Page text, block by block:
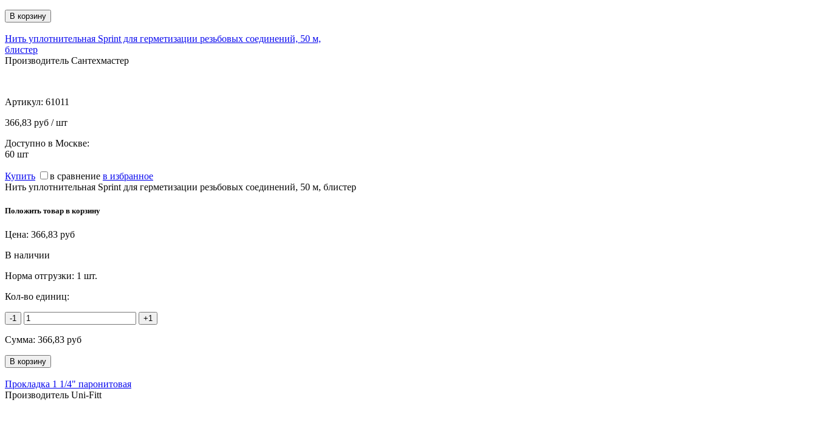
Нить уплотнительная Sprint для герметизации резьбовых соединений, 50 м,
блистер
Производитель Сантехмастер
Артикул: 61011
366,83 руб / шт
Доступно в Москве:
60 шт
Купить в сравнение в избранное
Нить уплотнительная Sprint для герметизации резьбовых соединений, 50 м, блистер
Положить товар в корзину
Цена: 366,83 руб
В наличии
Норма отгрузки: 1 шт.
Кол-во единиц:
-1 +1
Сумма: 366,83 руб
Прокладка 1 1/4" паронитовая
Производитель Uni-Fitt